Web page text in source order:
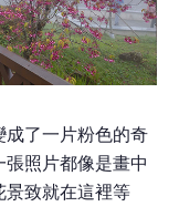
成了一片粉色的奇
照片都像是畫中
景致就在這裡等